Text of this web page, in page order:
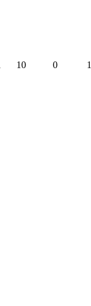
10 0 1